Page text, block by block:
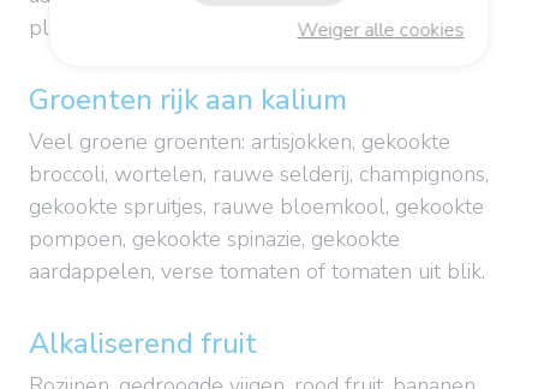
planten en oliehoudende zaden.
Groenten rijk aan kalium
Veel groene groenten: artisjokken, gekookte
broccoli, wortelen, rauwe selderij, champignons,
gekookte spruitjes, rauwe bloemkool, gekookte
pompoen, gekookte spinazie, gekookte
aardappelen, verse tomaten of tomaten uit blik.
Alkaliserend fruit
Weiger alle cookies